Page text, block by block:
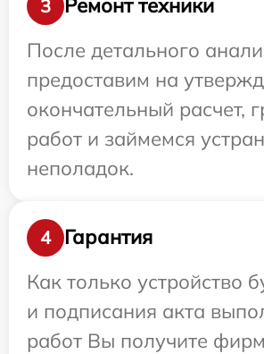
3
Ремонт техники
После детального
предоставим на
окончательный расчет,
работ и займемся
неполадок.
4
Гарантия
Как только устройство
и подписания акта
работ Вы получите